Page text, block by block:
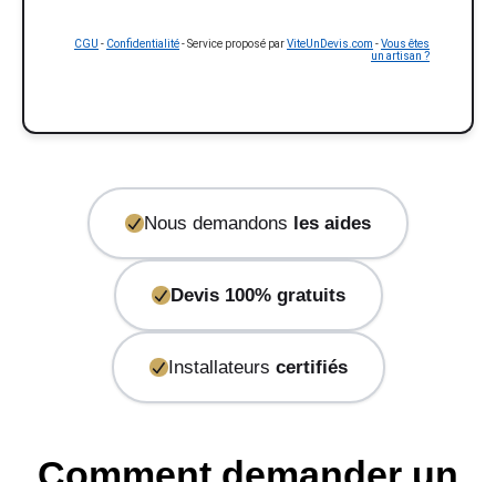
CGU - Confidentialité- Service proposé parViteUnDevis.com -Vous êtes
un artisan ?
Nous demandons les aides
Devis 100% gratuits
Installateurs certifiés